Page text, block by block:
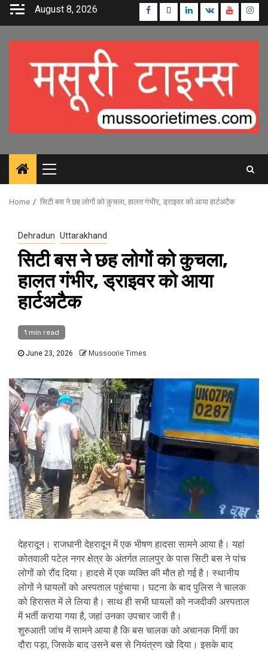
Skip
August 8, 2026 Facebook
TwitterLinkedin
VK Youtube
Primary
Menu
Home सिटी बस ने छह लोगों को कुचला, हालत गंभीर, ड्राइवर को आया हार्टअटैक
Dehradun Uttarakhand
सिटी बस ने छह लोगों को कुचला,
हालत गंभीर, ड्राइवर को आया
हार्टअटैक
1 min read
June 23, 2026 Mussoorie Times
देहरादून। राजधानी देहरादून में एक भीषण हादसा सामने आया है। यहां
कोतवाली पटेल नगर क्षेत्र के अंतर्गत लालपुर के पास सिटी बस ने पांच
लोगों को रौंद दिया। हादसे में एक व्यक्ति की मौत हो गई है। स्थानीय
लोगों ने घायलों को अस्पताल पहुंचाया। घटना के बाद पुलिस ने चालक
को हिरासत में ले लिया है। साथ ही सभी घायलों को नजदीकी अस्पताल
में भर्ती कराया गया है, जहां उनका उपचार जारी है।
शुरुआती जांच में सामने आया है कि बस चालक को अचानक मिर्गी का
दौरा पड़ा, जिसके बाद उसने बस से नियंत्रण खो दिया। इसके बाद